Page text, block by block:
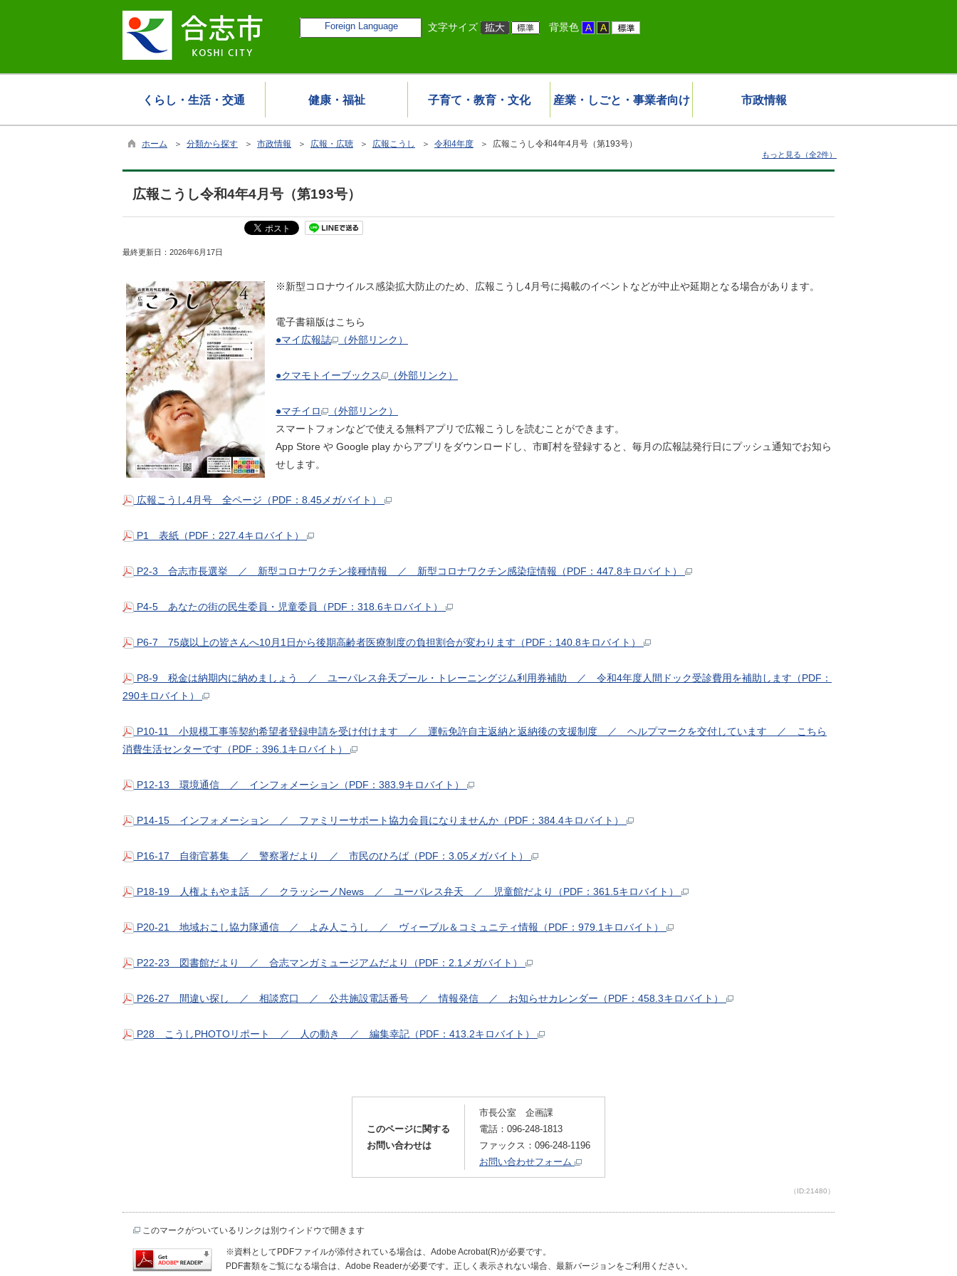
Foreign Language 文字サイズ 背景色
くらし・生活・交通 健康・福祉 子育て・教育・文化 産業・しごと・事業者向け 市政情報
ホーム ＞ 分類から探す ＞ 市政情報 ＞ 広報・広聴 ＞ 広報こうし ＞ 令和4年度 ＞ 広報こうし令和4年4月号（第193号）
もっと見る（全2件）
広報こうし令和4年4月号（第193号）
最終更新日： 2026年6月17日
※新型コロナウイルス感染拡大防止のため、広報こうし4月号に掲載のイベントなどが中止や延期となる場合があります。
電子書籍版はこちら
●マイ広報誌
（外部リンク）
●クマモトイーブックス （外部リンク）
●マチイロ
（外部リンク）
スマートフォンなどで使える無料アプリで広報こうしを読むことができます。
App Store や Google play からアプリをダウンロードし、市町村を登録すると、毎月の広報誌発行日にプッシュ通知でお知ら
せします。
広報こうし4月号 全ページ（PDF：8.45メガバイト）
P1 表紙（PDF：227.4キロバイト）
P2-3 合志市長選挙 ／ 新型コロナワクチン接種情報 ／ 新型コロナワクチン感染症情報（PDF：447.8キロバイト）
P4-5 あなたの街の民生委員・児童委員（PDF：318.6キロバイト）
P6-7 75歳以上の皆さんへ10月1日から後期高齢者医療制度の負担割合が変わります（PDF：140.8キロバイト）
P8-9 税金は納期内に納めましょう ／ ユーパレス弁天プール・トレーニングジム利用券補助 ／ 令和4年度人間ドック受診費用を補助します（PDF：
290キロバイト）
P10-11 小規模工事等契約希望者登録申請を受け付けます ／ 運転免許自主返納と返納後の支援制度 ／ ヘルプマークを交付しています ／ こちら
消費生活センターです（PDF：396.1キロバイト）
P12-13 環境通信 ／ インフォメーション（PDF：383.9キロバイト）
P14-15 インフォメーション ／ ファミリーサポート協力会員になりませんか（PDF：384.4キロバイト）
P16-17 自衛官募集 ／ 警察署だより ／ 市民のひろば（PDF：3.05メガバイト）
P18-19 人権よもやま話 ／ クラッシーノNews ／ ユーパレス弁天 ／ 児童館だより（PDF：361.5キロバイト）
P20-21 地域おこし協力隊通信 ／ よみ人こうし ／ ヴィーブル＆コミュニティ情報（PDF：979.1キロバイト）
P22-23 図書館だより ／ 合志マンガミュージアムだより（PDF：2.1メガバイト）
P26-27 間違い探し ／ 相談窓口 ／ 公共施設電話番号 ／ 情報発信 ／ お知らせカレンダー（PDF：458.3キロバイト）
P28 こうしPHOTOリポート ／ 人の動き ／ 編集幸記（PDF：413.2キロバイト）
このページに関する
お問い合わせは
市長公室 企画課
電話：096-248-1813
ファックス：096-248-1196
お問い合わせフォーム
（ID:21480）
このマークがついているリンクは別ウインドウで開きます
※資料としてPDFファイルが添付されている場合は、Adobe Acrobat(R)が必要です。
PDF書類をご覧になる場合は、Adobe Readerが必要です。正しく表示されない場合、最新バージョンをご利用ください。